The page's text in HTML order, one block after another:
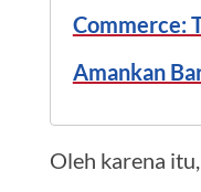
Commerce:
Amankan
Oleh karena